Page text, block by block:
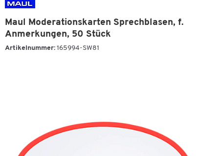
Maul Moderationskarten Sprechblasen, f.
Anmerkungen, 50 Stück
Artikelnummer: 165994-SW81